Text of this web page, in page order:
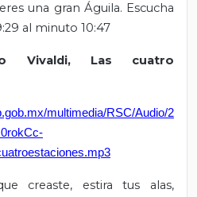
una gran Águila. Escucha
al minuto 10:47
Vivaldi, Las cuatro
multimedia/RSC/Audio/2
creaste, estira tus alas,